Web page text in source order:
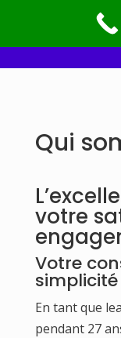
Qui
votre
Votre
simplicité
En tant que
pendant 27